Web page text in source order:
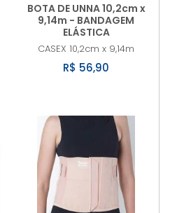
BOTA DE UNNA 10,2cm x
9,14m - BANDAGEM
ELÁSTICA
CASEX 10,2cm x 9,14m
R$ 56,90